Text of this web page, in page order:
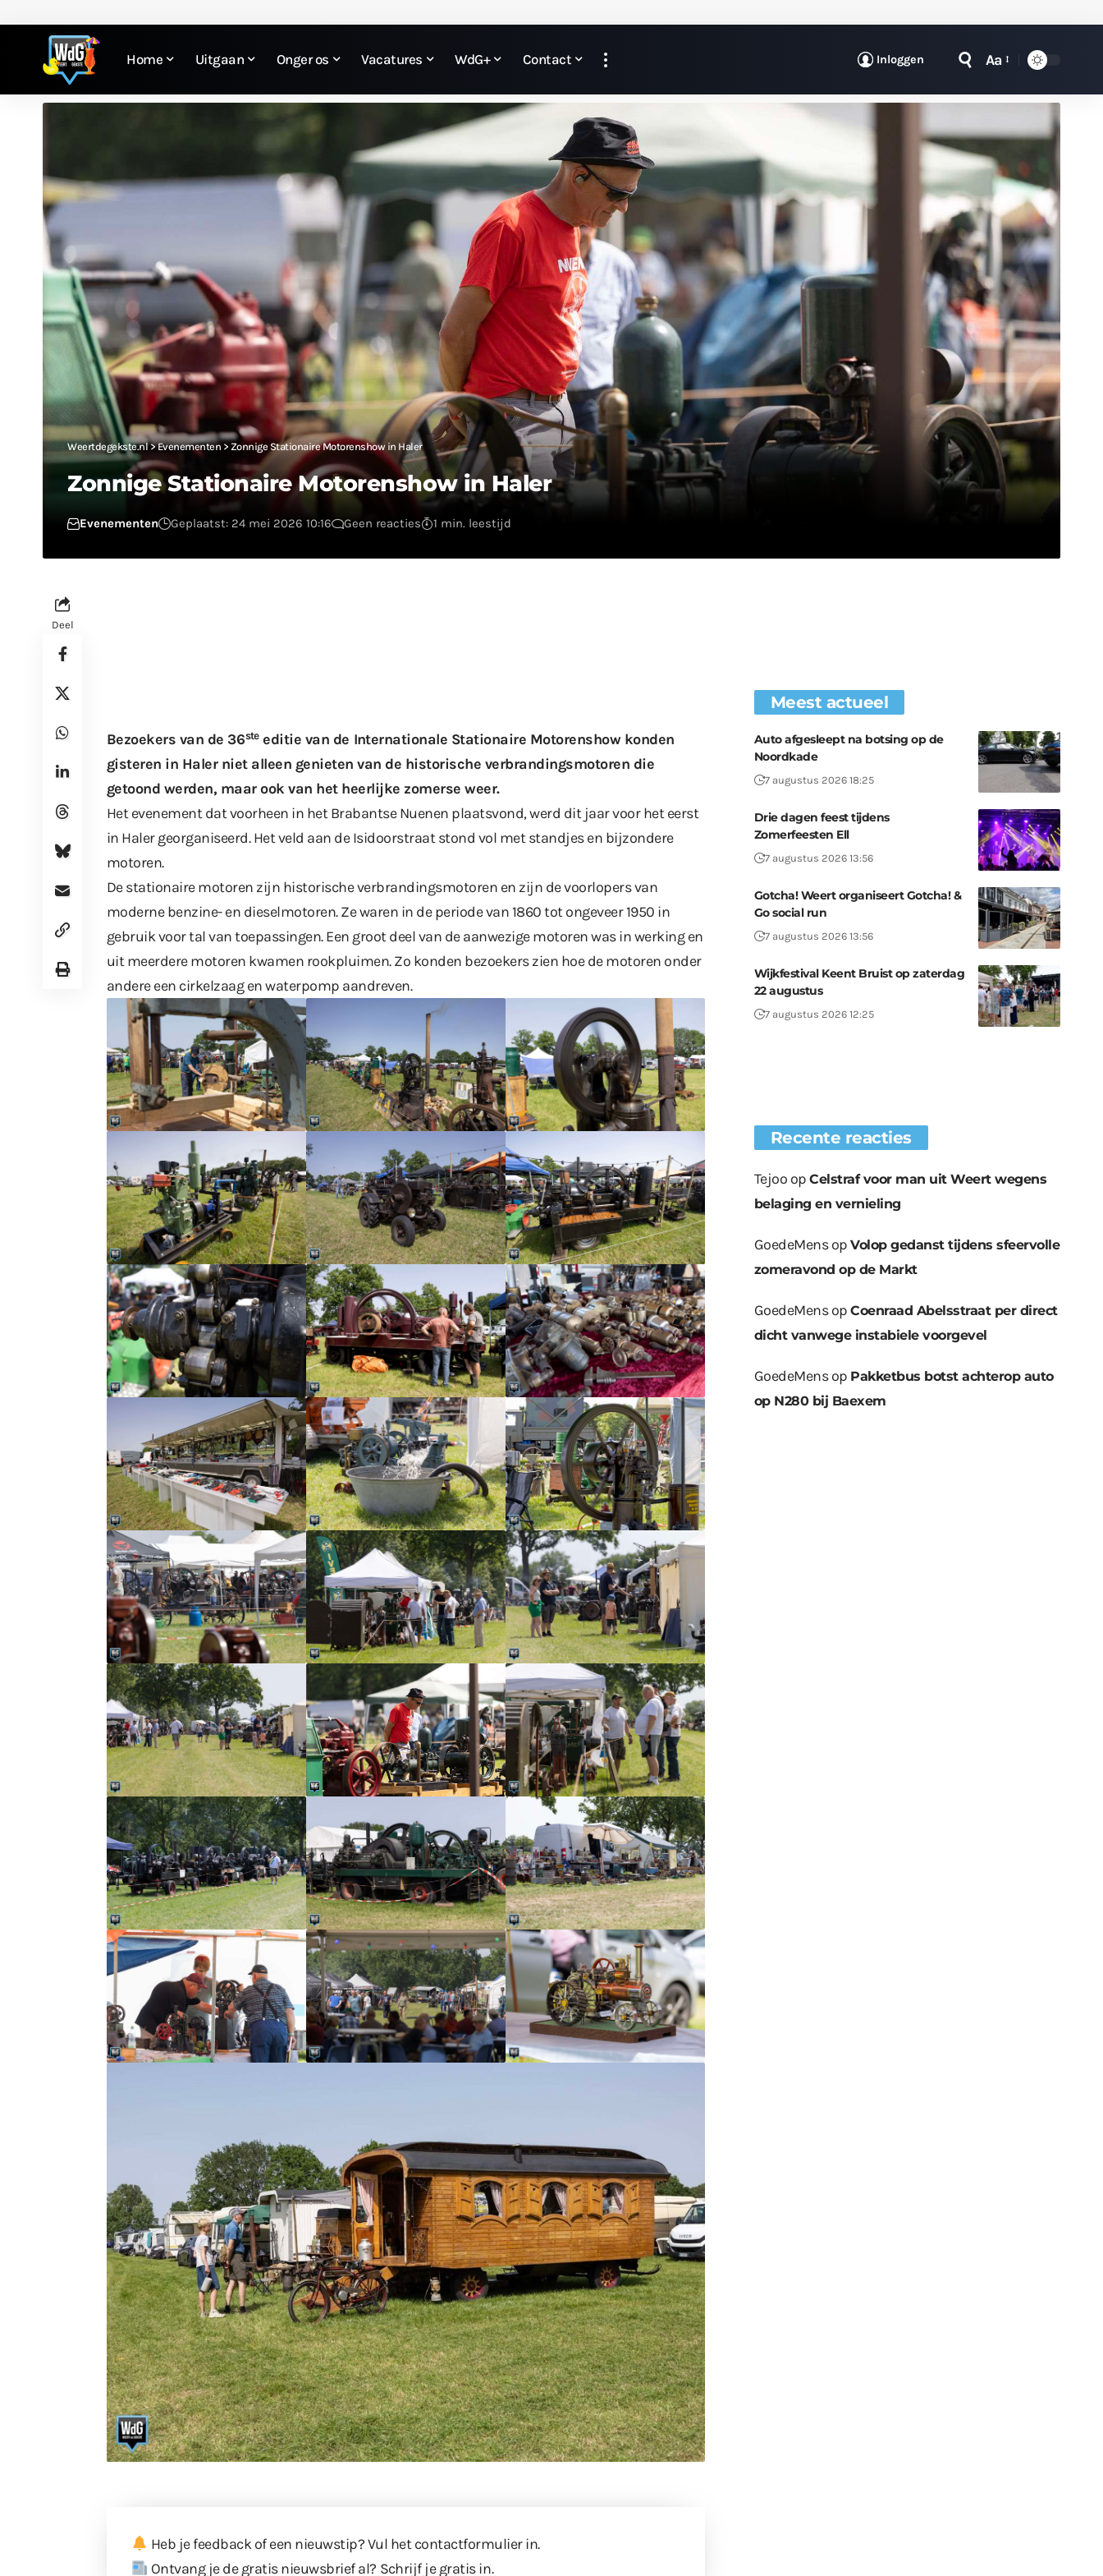
Home Uitgaan Onger os Vacatures WdG+ Contact Inloggen Aa
Weertdegekste.nl>Evenementen > Zonnige Stationaire Motorenshow in Haler
Zonnige Stationaire Motorenshow in Haler
Evenementen Geplaatst: 24 mei 2026 10:16 Geen reacties 1 min. leestijd
Deel
Bezoekers van de 36ste editie van de Internationale Stationaire Motorenshowkonden
gisteren in Haler niet alleen genieten van de historische verbrandingsmotoren die
getoond werden, maar ook van het heerlijke zomerse weer.
Het evenement dat voorheen in het Brabantse Nuenen plaatsvond, werd dit jaar voor het eerst
in Haler georganiseerd. Het veld aan de Isidoorstraat stond vol met standjes en bijzondere
motoren.
De stationaire motoren zijn historische verbrandingsmotoren en zijn de voorlopers van
moderne benzine- en dieselmotoren. Ze waren in de periode van 1860 tot ongeveer 1950 in
gebruik voor tal van toepassingen. Een groot deel van de aanwezige motoren was in werking en
uit meerdere motoren kwamen rookpluimen. Zo konden bezoekers zien hoe de motoren onder
andere een cirkelzaag en waterpomp aandreven.
Heb je feedback of een nieuwstip? Vul het contactformulierin.
Ontvang je de gratis nieuwsbrief al? Schrijf je gratis in.
Meest actueel
Auto afgesleept na botsing op de
Noordkade
7 augustus 2026 18:25
Drie dagen feest tijdens
Zomerfeesten Ell
7 augustus 2026 13:56
Gotcha! Weert organiseert Gotcha! &
Go social run
7 augustus 2026 13:56
Wijkfestival Keent Bruist op zaterdag
22 augustus
7 augustus 2026 12:25
Recente reacties
Tejoo opCelstraf voor man uit Weert wegens
belaging en vernieling
GoedeMensopVolop gedanst tijdens sfeervolle
zomeravond op de Markt
GoedeMensopCoenraad Abelsstraat per direct
dicht vanwege instabiele voorgevel
GoedeMensop Pakketbus botst achterop auto
op N280 bij Baexem